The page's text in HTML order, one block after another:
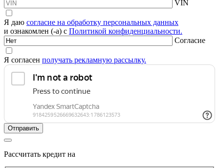
VIN
Я даю согласие на обработку персональных данных
и ознакомлен (-а) с Политикой конфиденциальности.
Согласие
Я согласен получать рекламную рассылку.
Рассчитать кредит на